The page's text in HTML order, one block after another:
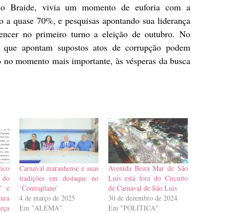
Braide, vivia um momento de euforia com a
a quase 70%, e pesquisas apontando sua liderança
no primeiro turno a eleição de outubro. No
que apontam supostos atos de corrupção podem
no momento mais importante, às vésperas da busca
e
Carnaval maranhense e suas
tradições em destaque no
‘Contraplano’
4 de março de 2025
Em "ALEMA"
Avenida Beira Mar de São
Luís está fora do Circuito
de Carnaval de São Luís
30 de dezembro de 2024
Em "POLÍTICA"